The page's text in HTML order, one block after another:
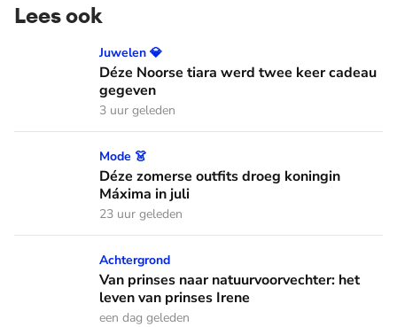
Lees ook
Déze Noorse tiara werd twee keer cadeau gegeven
Juwelen 💎
Déze Noorse tiara werd twee keer cadeau
gegeven
3 uur geleden
Déze zomerse outfits droeg koningin Máxima in juli
Mode 👗
Déze zomerse outfits droeg koningin
Máxima in juli
23 uur geleden
Van prinses naar natuurvoorvechter: het leven van prinses
Achtergrond
Van prinses naar natuurvoorvechter: het
leven van prinses Irene
een dag geleden